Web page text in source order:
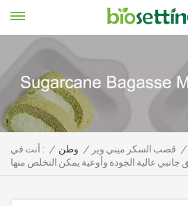
أنت في : / وطن / قصب السكر ميني وير /
عالية الجودة وأوعية يمكن التخلص منها